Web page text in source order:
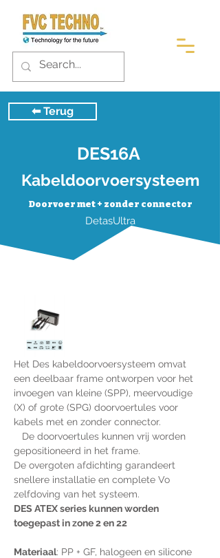
⬅︎ Terug
DES16A
Kabeldoorvoersysteem
Doorvoer met + zonder connector
DetasUltra
Het Des kabeldoorvoersysteem omvat
een deelbaar frame ontworpen voor het
invoegen van kleine (SPP), meervoudige
(X) of grote (SPG) doorvoertules voor
kabels met en zonder connector.
   De doorvoertules kunnen vrij worden
gepositioneerd in het frame.
De overgoten afdichting garandeert
snellere installatie en complete Vo
zelfdoving van het systeem.
DES ATEX series kunnen worden
toegepast in zone 2 en 22
Materiaal: PP + GF, halogeen en silicone